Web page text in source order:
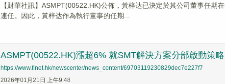
【財華社訊】ASMPT(00522.HK)公佈，黃梓达已決定於其公司董事任
連任。因此，黃梓达作為執行董事的任期...
ASMPT(00522.HK)漲超6% 就SMT解決方案分部啟動策
https://www.finet.hk/newscenter/news_content/69703119230829dec7e227f7
2026年01月21日 上午9:48